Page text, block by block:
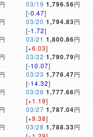
円
円
円
円
円
円
円
円
03/19 1,796.56円
[-0.47]
03/20 1,794.83円
[-1.72]
03/21 1,800.86円
[+6.03]
03/22 1,790.79円
[-10.07]
03/23 1,776.47円
[-14.32]
03/26 1,777.66円
[+1.19]
03/27 1,787.04円
[+9.38]
03/28 1,788.33円